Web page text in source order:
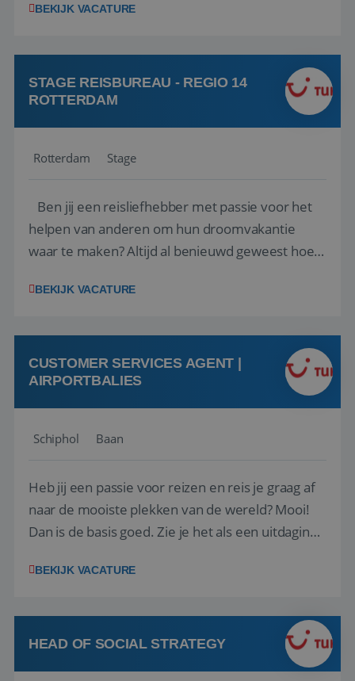
wensen van je team, je klant en wat er in de
klanten te overtuigen om die droomreis te
boeken! ...
BEKIJK VACATURE
STAGE REISBUREAU - REGIO 14
ROTTERDAM
Rotterdam Stage
Ben jij een reisliefhebber met passie voor het
helpen van anderen om hun droomvakantie
waar te maken? Altijd al benieuwd geweest hoe
van de grootste reisorganisaties? Dan is een
op zoek naar een enthousiaste, leergie...
BEKIJK VACATURE
CUSTOMER SERVICES AGENT |
AIRPORTBALIES
Schiphol Baan
Heb jij een passie voor reizen en reis je graag af
naar de mooiste plekken van de wereld? Mooi!
Dan is de basis goed. Zie je het als een uitdaging
het samenstellen en boeken van de perfecte
deze onderdelen zijn nu samen gevoegd...
BEKIJK VACATURE
HEAD OF SOCIAL STRATEGY